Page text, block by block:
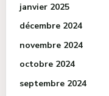
janvier 2025
décembre 2024
novembre 2024
octobre 2024
septembre 2024